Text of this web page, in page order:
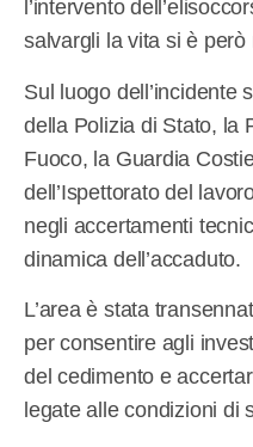
l’intervento
salvargli la vita si è però
Sul luogo dell’incidente
della Polizia di Stato, la
Fuoco, la Guardia
dell’Ispettorato del
negli accertamenti
dinamica dell’accaduto.
L’area è stata
per consentire agli
del cedimento e
legate alle condizioni di